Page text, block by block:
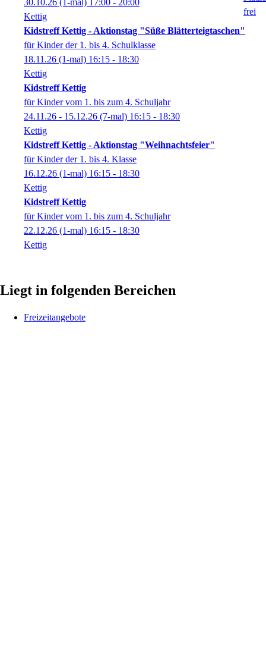
30.10.26 (1-mal) 17:00 - 20:00
Kettig
Kidstreff Kettig - Aktionstag "Süße Blätterteigtaschen"
für Kinder der 1. bis 4. Schulklasse
18.11.26 (1-mal) 16:15 - 18:30
Kettig
Kidstreff Kettig
für Kinder vom 1. bis zum 4. Schuljahr
24.11.26 - 15.12.26 (7-mal) 16:15 - 18:30
Kettig
Kidstreff Kettig - Aktionstag "Weihnachtsfeier"
für Kinder der 1. bis 4. Klasse
16.12.26 (1-mal) 16:15 - 18:30
Kettig
Kidstreff Kettig
für Kinder vom 1. bis zum 4. Schuljahr
22.12.26 (1-mal) 16:15 - 18:30
Kettig
Liegt in folgenden Bereichen
Freizeitangebote